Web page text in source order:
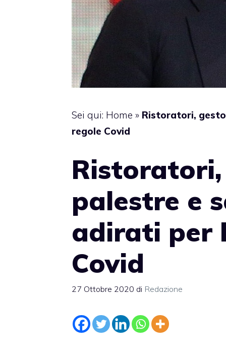
Sei qui: Home » Ristoratori,
regole Covid
palestre e
adirati per
Covid
27 Ottobre 2020 di Redazione